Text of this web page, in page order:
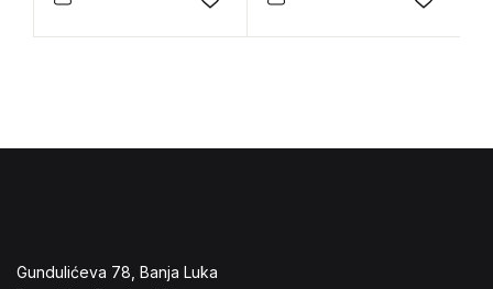
Add to wishlist Add to
Gundulićeva 78, Banja Luka